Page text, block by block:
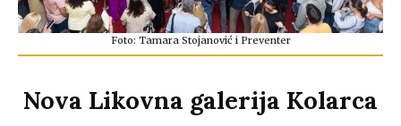
Foto: Tamara Stojanović i Preventer
Nova Likovna galerija Kolarca